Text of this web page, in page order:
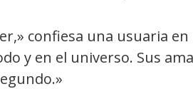
confiesa una usuaria
y en el universo. Sus